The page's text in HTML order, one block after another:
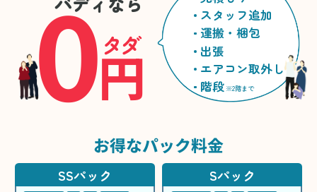
0円
タダ
スタッフ追加
運搬・梱包
出張
エアコン取外し
階段 ※2階まで
お得なパック料金
SSパック Sパック